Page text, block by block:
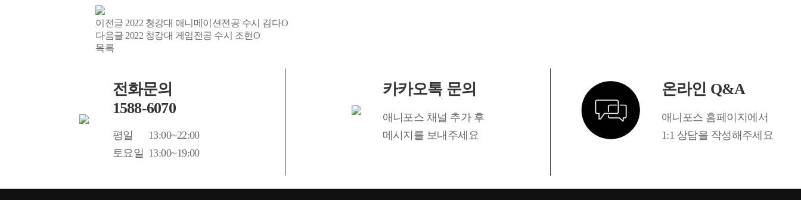
이전글 2022 청강대 애니메이션전공 수시 김다O
다음글 2022 청강대 게임전공 수시 조현O
목록
전화문의
1588-6070
평일
13:00~22:00
토요일 13:00~19:00
카카오톡 문의
애니포스 채널 추가 후
메시지를 보내주세요
온라인 Q&A
애니포스 홈페이지에서
1:1 상담을 작성해주세요